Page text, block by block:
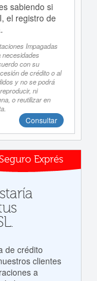
sabiendo si
el registro de
Impagadas
necesidades
con su
de crédito o al
y no se podrá
ni
o reutilizar en
Consultar
Exprés
de crédito
clientes
a